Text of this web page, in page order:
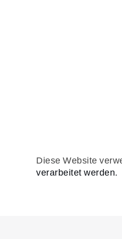
Diese Website
verarbeitet werden.